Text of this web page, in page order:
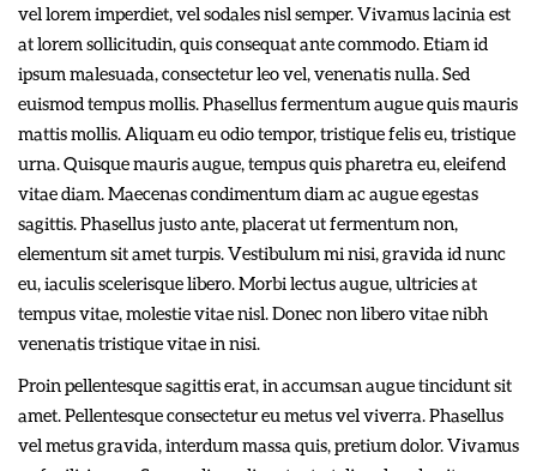
vel lorem imperdiet, vel sodales nisl semper. Vivamus lacinia est
at lorem sollicitudin, quis consequat ante commodo. Etiam id
ipsum malesuada, consectetur leo vel, venenatis nulla. Sed
euismod tempus mollis. Phasellus fermentum augue quis mauris
mattis mollis. Aliquam eu odio tempor, tristique felis eu, tristique
urna. Quisque mauris augue, tempus quis pharetra eu, eleifend
vitae diam. Maecenas condimentum diam ac augue egestas
sagittis. Phasellus justo ante, placerat ut fermentum non,
elementum sit amet turpis. Vestibulum mi nisi, gravida id nunc
eu, iaculis scelerisque libero. Morbi lectus augue, ultricies at
tempus vitae, molestie vitae nisl. Donec non libero vitae nibh
venenatis tristique vitae in nisi.
Proin pellentesque sagittis erat, in accumsan augue tincidunt sit
amet. Pellentesque consectetur eu metus vel viverra. Phasellus
vel metus gravida, interdum massa quis, pretium dolor. Vivamus